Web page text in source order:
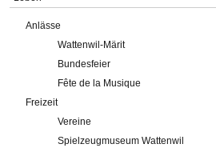
Anlässe
Wattenwil-Märit
Bundesfeier
Fête de la Musique
Freizeit
Vereine
Spielzeugmuseum Wattenwil